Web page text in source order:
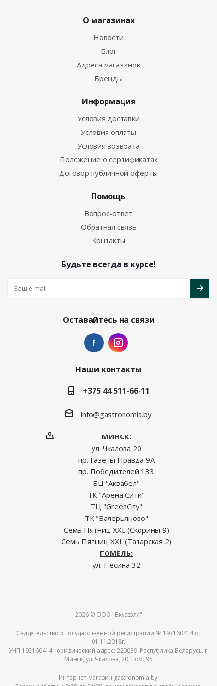
О магазинах
Новости
Блог
Адреса магазинов
Бренды
Информация
Условия доставки
Условия оплаты
Условия возврата
Положение о сертификатах
Договор публичной оферты
Помощь
Вопрос-ответ
Обратная связь
Контакты
Будьте всегда в курсе!
Оставайтесь на связи
Наши контакты
+375 44 511-66-11
info@gastronomia.by
МИНСК:
ул. Чкалова 20
пр. Газеты Правда 9А
пр. Победителей 133
БЦ "Аквабел"
ТК "Арена Сити"
ТЦ "GreenCity"
ТК "Валерьяново"
Семь Пятниц XXL (Скорины 9)
Семь Пятниц XXL (Татарская 2)
ГОМЕЛЬ:
ул. Песина 32
2026 © ООО "Вкусвэлл"
Свидетельство о государственной регистрации № 193160414 от
01.11.2018г.
УНП 193160414, юридический адрес: 220039, Республика Беларусь, г.
Минск, ул. Чкалова, 20, пом. 95
Интернет-магазин gastronomia.by.